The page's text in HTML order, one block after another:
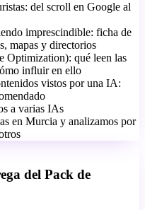
del scroll en Google al
imprescindible: ficha de
mapas y directorios
Optimization): qué leen las
influir en ello
vistos por una IA:
a varias IAs
en Murcia y analizamos por
del Pack de